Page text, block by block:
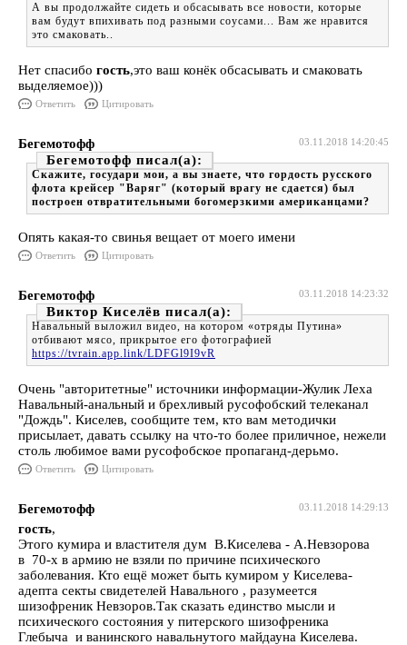
А вы продолжайте сидеть и обсасывать все новости, которые
вам будут впихивать под разными соусами... Вам же нравится
это смаковать..
Нет спасибо гость,это ваш конёк обсасывать и смаковать
выделяемое)))
Ответить Цитировать
03.11.2018 14:20:45
Бегемотофф
Бегемотофф
Скажите, государи мои, а вы знаете, что гордость русского
флота крейсер "Варяг" (который врагу не сдается) был
построен отвратительными богомерзкими американцами?
Опять какая-то свинья вещает от моего имени
Ответить Цитировать
03.11.2018 14:23:32
Бегемотофф
Виктор Киселёв
Навальный выложил видео, на котором «отряды Путина»
отбивают мясо, прикрытое его фотографией
https://tvrain.app.link/LDFGl9I9vR
Очень "авторитетные" источники информации-Жулик Леха
Навальный-анальный и брехливый русофобский телеканал
"Дождь". Киселев, сообщите тем, кто вам методички
присылает, давать ссылку на что-то более приличное, нежели
столь любимое вами русофобское пропаганд-дерьмо.
Ответить Цитировать
03.11.2018 14:29:13
Бегемотофф
гость,
Этого кумира и властителя дум В.Киселева - А.Невзорова
в 70-х в армию не взяли по причине психического
заболевания. Кто ещё может быть кумиром у Киселева-
адепта секты свидетелей Навального , разумеется
шизофреник Невзоров.Так сказать единство мысли и
психического состояния у питерского шизофреника
Глебыча и ванинского навальнутого майдауна Киселева.